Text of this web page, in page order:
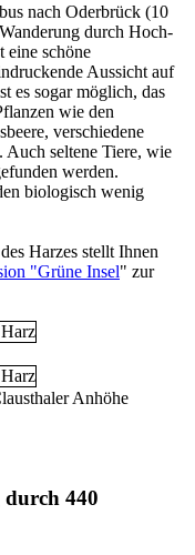
nach Oderbrück (10
durch Hoch-
eine schöne
Aussicht auf
es sogar möglich, das
wie den
verschiedene
Auch seltene Tiere, wie
werden.
biologisch wenig
Harzes stellt Ihnen
"Grüne Insel" zur
Anhöhe
440